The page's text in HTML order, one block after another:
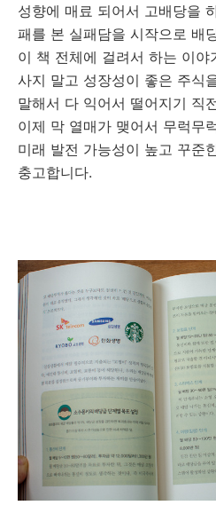
성향에 매료 되어서 고배당을
패를 본 실패담을 시작으로 배
이 책 전체에 걸려서 하는 이
사지 말고 성장성이 좋은 주식
말해서 다 익어서 떨어지기 직
이제 막 열매가 맺어서 무럭무
미래 발전 가능성이 높고 꾸준
충고합니다.